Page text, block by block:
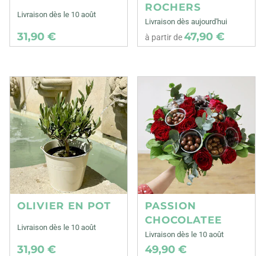
Livraison dès le 10 août
31,90 €
ROCHERS
Livraison dès aujourd'hui
à partir de47,90 €
OLIVIER EN POT
Livraison dès le 10 août
31,90 €
PASSION
CHOCOLATEE
Livraison dès le 10 août
49,90 €